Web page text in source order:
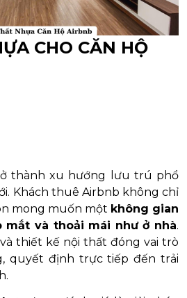
CHO CĂN HỘ
thành xu hướng lưu trú phổ
Khách thuê Airbnb không chỉ
mong muốn một không gian
mắt và thoải mái như ở nhà.
thiết kế nội thất đóng vai trò
quyết định trực tiếp đến trải